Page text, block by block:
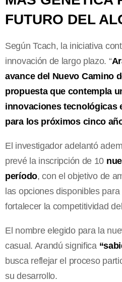
FUTURO DEL
Según Tcach, la iniciativa
innovación de largo plazo. “
avance del Nuevo Camino
propuesta que contempla
innovaciones tecnológicas
para los próximos cinco
El investigador adelantó
prevé la inscripción de 10
período, con el objetivo de
las opciones disponibles
fortalecer la competitividad
El nombre elegido para la
casual. Arandú significa
busca reflejar el proceso
su desarrollo.